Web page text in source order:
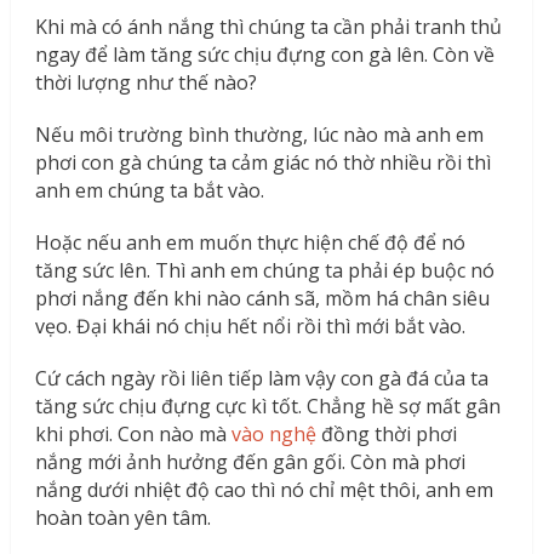
Khi mà có ánh nắng thì chúng ta cần phải tranh thủ
ngay để làm tăng sức chịu đựng con gà lên. Còn về
thời lượng như thế nào?
Nếu môi trường bình thường, lúc nào mà anh em
phơi con gà chúng ta cảm giác nó thờ nhiều rồi thì
anh em chúng ta bắt vào.
Hoặc nếu anh em muốn thực hiện chế độ để nó
tăng sức lên. Thì anh em chúng ta phải ép buộc nó
phơi nắng đến khi nào cánh sã, mồm há chân siêu
vẹo. Đại khái nó chịu hết nổi rồi thì mới bắt vào.
Cứ cách ngày rồi liên tiếp làm vậy con gà đá của ta
tăng sức chịu đựng cực kì tốt. Chẳng hề sợ mất gân
khi phơi. Con nào mà vào nghệđồng thời phơi
nắng mới ảnh hưởng đến gân gối. Còn mà phơi
nắng dưới nhiệt độ cao thì nó chỉ mệt thôi, anh em
hoàn toàn yên tâm.